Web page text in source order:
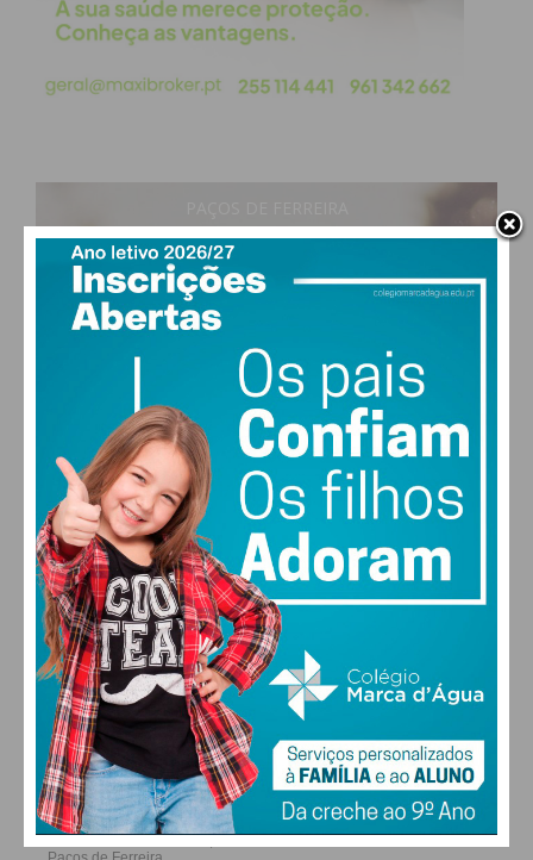
21°
71% humidade
22°
SEX
28
SÁB
27°
DOM
29°
FARMACIAS DE SERVIÇO EM PAÇOS DE
FERREIRA